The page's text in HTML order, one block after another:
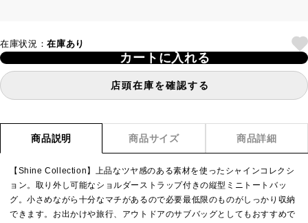
在庫状況：在庫あり
カートに入れる
店頭在庫を確認する
商品説明 商品サイズ 商品詳細
【Shine Collection】上品なツヤ感のある素材を使ったシャインコレクシ
ョン。取り外し可能なショルダーストラップ付きの縦型ミニトートバッ
グ。小さめながら十分なマチがあるので必要最低限のものがしっかり収納
できます。お出かけや旅行、アウトドアのサブバッグとしてもおすすめで